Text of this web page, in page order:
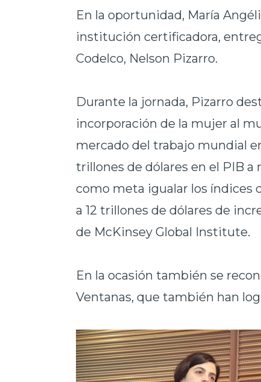
En la oportunidad, María
institución certificadora,
Codelco, Nelson Pizarro.
Durante la jornada, Pizarro
incorporación de la mujer al
mercado del trabajo mundial
trillones de dólares en el PIB a
como meta igualar los índices
a 12 trillones de dólares de
de McKinsey Global Institute.
En la ocasión también se
Ventanas, que también han